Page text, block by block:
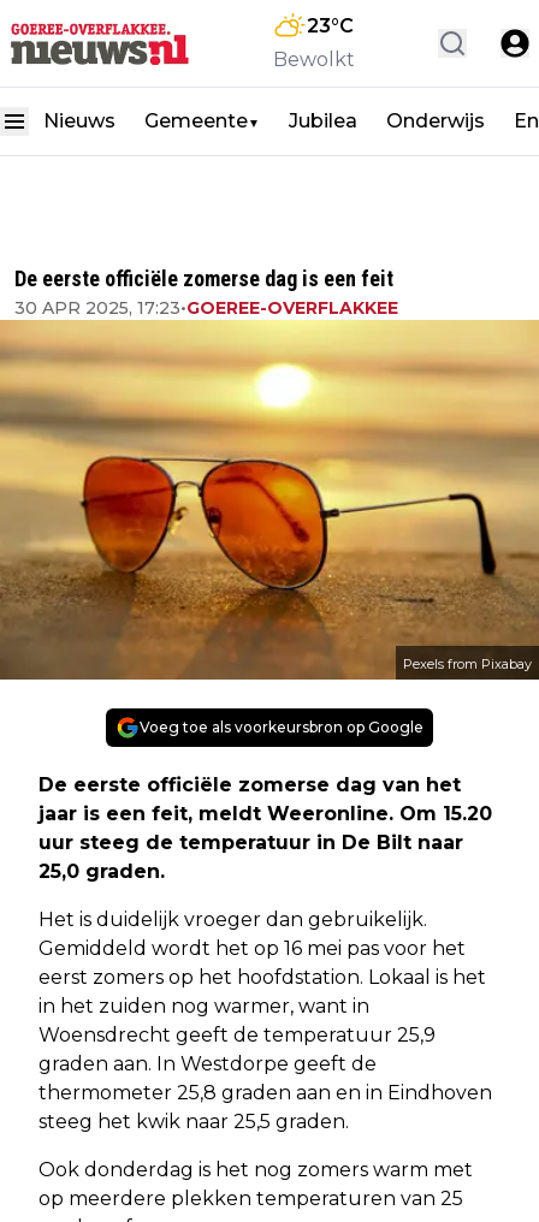
23°C
Bewolkt
Nieuws Gemeente▼ Jubilea Onderwijs
De eerste officiële zomerse dag is een feit
30 APR 2025, 17:23•GOEREE-OVERFLAKKEE
Pexels from Pixabay
Voeg toe als voorkeursbron op Google
De eerste officiële zomerse dag van het
jaar is een feit, meldt Weeronline. Om 15.20
uur steeg de temperatuur in De Bilt naar
25,0 graden.
Het is duidelijk vroeger dan gebruikelijk.
Gemiddeld wordt het op 16 mei pas voor het
eerst zomers op het hoofdstation. Lokaal is het
in het zuiden nog warmer, want in
Woensdrecht geeft de temperatuur 25,9
graden aan. In Westdorpe geeft de
thermometer 25,8 graden aan en in Eindhoven
steeg het kwik naar 25,5 graden.
Ook donderdag is het nog zomers warm met
op meerdere plekken temperaturen van 25